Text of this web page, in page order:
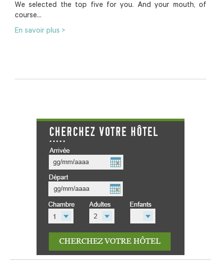
We selected the top five for you. And your mouth, of
course...
En savoir plus >